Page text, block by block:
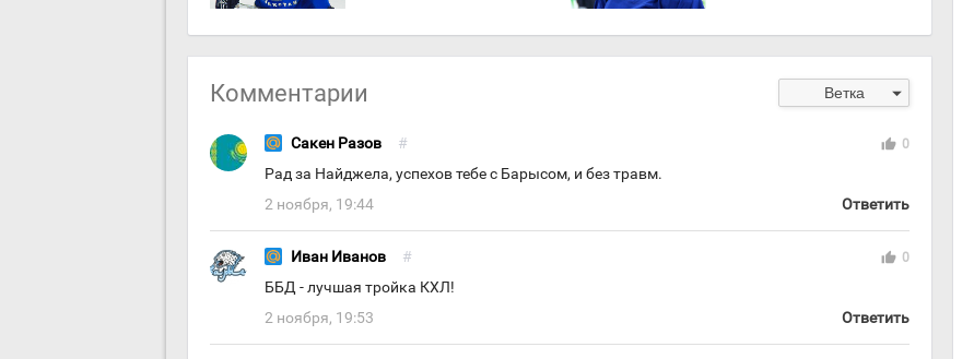
Комментарии Ветка arrow_drop_down
Сакен Разов # thumb_up 0
Рад за Найджела, успехов тебе с Барысом, и без травм.
2 ноября, 19:44
Ответить
Иван Иванов # thumb_up 0
ББД - лучшая тройка КХЛ!
2 ноября, 19:53
Ответить